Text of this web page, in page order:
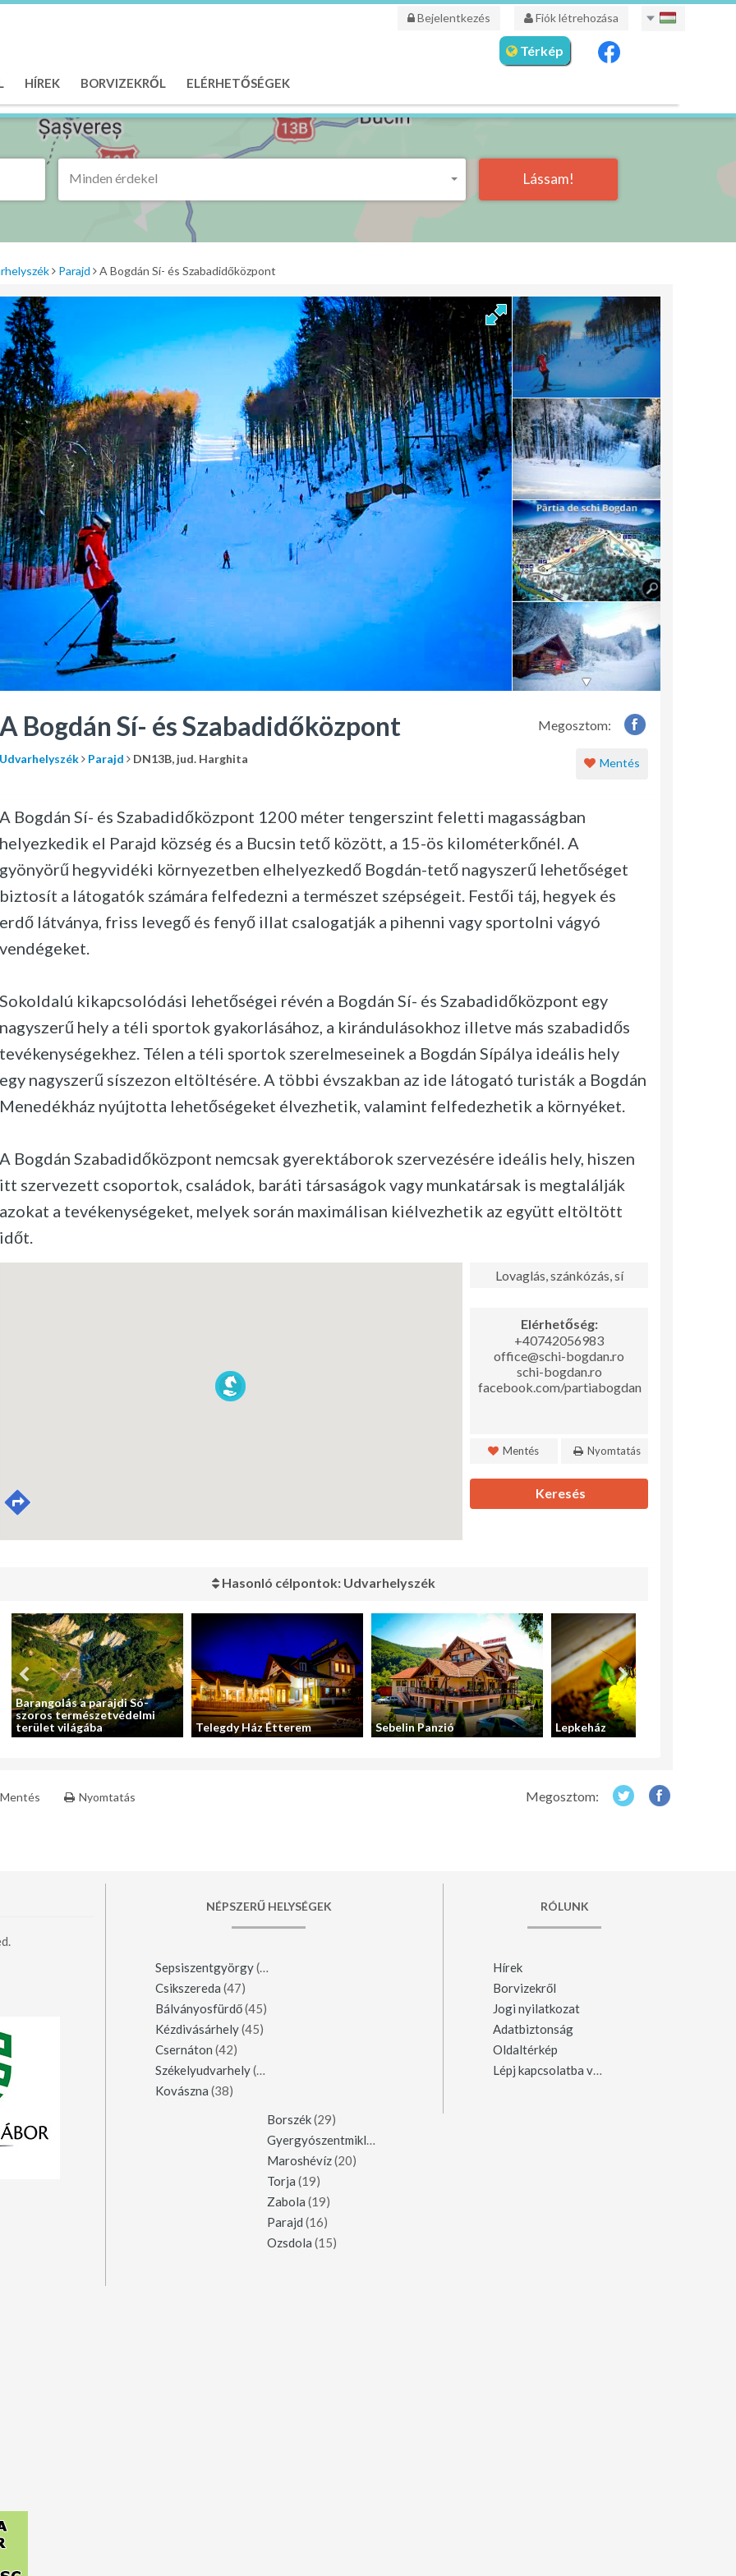
Bejelentkezés Fiók létrehozása
HÍREK BORVIZEKRŐL ELÉRHETŐSÉGEK
Térkép
Minden érdekel Lássam!
Parajd A Bogdán Sí- és Szabadidőközpont
Megosztom:
A Bogdán Sí- és Szabadidőközpont
Udvarhelyszék Parajd DN13B, jud. Harghita Mentés
A Bogdán Sí- és Szabadidőközpont 1200 méter tengerszint feletti magasságban
helyezkedik el Parajd község és a Bucsin tető között, a 15-ös kilométerkőnél. A
gyönyörű hegyvidéki környezetben elhelyezkedő Bogdán-tető nagyszerű lehetőséget
biztosít a látogatók számára felfedezni a természet szépségeit. Festői táj, hegyek és
erdő látványa, friss levegő és fenyő illat csalogatják a pihenni vagy sportolni vágyó
vendégeket.
Sokoldalú kikapcsolódási lehetőségei révén a Bogdán Sí- és Szabadidőközpont egy
nagyszerű hely a téli sportok gyakorlásához, a kirándulásokhoz illetve más szabadidős
tevékenységekhez. Télen a téli sportok szerelmeseinek a Bogdán Sípálya ideális hely
egy nagyszerű síszezon eltöltésére. A többi évszakban az ide látogató turisták a Bogdán
Menedékház nyújtotta lehetőségeket élvezhetik, valamint felfedezhetik a környéket.
A Bogdán Szabadidőközpont nemcsak gyerektáborok szervezésére ideális hely, hiszen
itt szervezett csoportok, családok, baráti társaságok vagy munkatársak is megtalálják
azokat a tevékenységeket, melyek során maximálisan kiélvezhetik az együtt eltöltött
időt.
Lovaglás, szánkózás, sí
Elérhetőség:
+40742056983
office@schi-bogdan.ro
schi-bogdan.ro
facebook.com/partiabogdan
Mentés Nyomtatás
Keresés
Hasonló célpontok: Udvarhelyszék
Barangolás a parajdi Só-
szoros természetvédelmi
terület világába
Telegdy Ház Étterem Sebelin Panzió Lepkeház
Mentés Nyomtatás Megosztom:
NÉPSZERŰ HELYSÉGEK
Sepsiszentgyörgy(123)
Csikszereda (47)
Bálványosfürdő(45)
Kézdivásárhely(45)
Csernáton (42)
Székelyudvarhely(42)
Kovászna (38)
Borszék(29)
Gyergyószentmiklós
Maroshévíz(20)
Torja (19)
Zabola (19)
Parajd (16)
Ozsdola (15)
RÓLUNK
Hírek
Borvizekről
Jogi nyilatkozat
Adatbiztonság
Oldaltérkép
Lépj kapcsolatba velünk